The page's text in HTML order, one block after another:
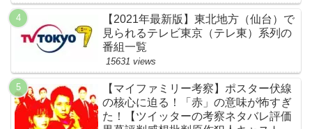
【2021年最新版】東北地方（仙台）で
見られるテレビ東京（テレ東）系列の
番組一覧
15631 views
【マイファミリー考察】ポスター伏線
の核心に迫る！「赤」の意味が怖すぎ
た！【ツイッターの考察ネタバレ評価